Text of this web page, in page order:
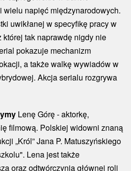
wielu napięć międzynarodowych.
uwikłanej w specyfikę pracy w
której tak naprawdę nigdy nie
pokazuje mechanizm
a także walkę wywiadów w
Akcja serialu rozgrywa
Lenę Górę - aktorkę,
filmową. Polskiej widowni znaną
„Król” Jana P. Matuszyńskiego
Lena jest także
oraz odtwórczynią głównej roli